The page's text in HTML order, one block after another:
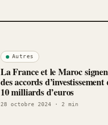
Autres
La France et le Maroc
des accords d’investissement
10 milliards d’euros
28 octobre 2024 · 2 min